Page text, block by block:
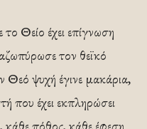
Θείο έχει επίγνωση
τον θεϊκό
Θεό ψυχή έγινε μακάρια,
που έχει εκπληρώσει